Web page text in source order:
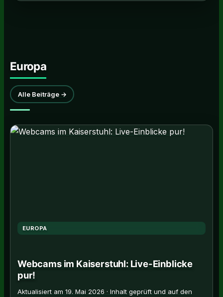
Europa
Alle Beiträge →
EUROPA
Webcams im Kaiserstuhl: Live-Einblicke
pur!
Aktualisiert am 19. Mai 2026 · Inhalt geprüft und auf den